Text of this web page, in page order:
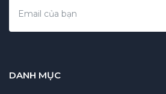
DANH MỤC